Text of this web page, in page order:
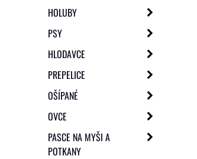
HOLUBY
PSY
HLODAVCE
PREPELICE
OŠÍPANÉ
OVCE
PASCE NA MYŠI A
POTKANY